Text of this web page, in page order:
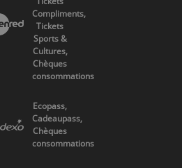
Compliments,
Tickets
Sports &
Cultures,
Chèques
consommations
Ecopass,
Cadeaupass,
Chèques
consommations